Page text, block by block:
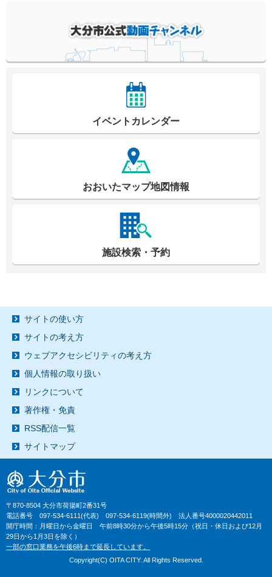
イベントカレンダー
おおいたマップ地図情報
施設検索・予約
サイトの使い方
サイトの考え方
ウェブアクセシビリティの考え方
個人情報の取り扱い
リンクについて
著作権・免責
RSS配信一覧
サイトマップ
〒870-8504 大分市荷揚町2番31号
電話番号 097-534-6111(代表) 097-534-6119(時間外) 法人番号4000020442011
開庁時間：月曜日から金曜日 午前8時30分から午後5時15分（祝日・休日および12月
29日から1月3日を除く）
一部の窓口業務を午後6時まで延長しています。
Copyright(C) OITA CITY. All Rights Reserved.